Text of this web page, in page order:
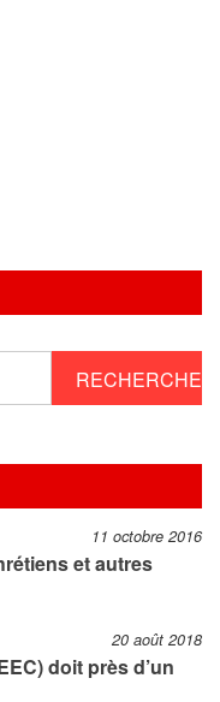
11 octobre 2016
et autres
20 août 2018
doit près d’un